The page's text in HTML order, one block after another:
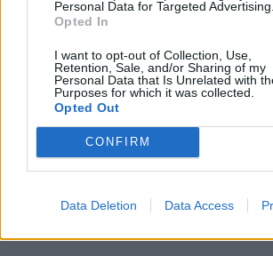
Personal Data for Targeted Advertising.
Opted In
I want to opt-out of Collection, Use,
Retention, Sale, and/or Sharing of my
Personal Data that Is Unrelated with
Purposes for which it was collected.
Opted Out
CONFIRM
Data Deletion Data Access